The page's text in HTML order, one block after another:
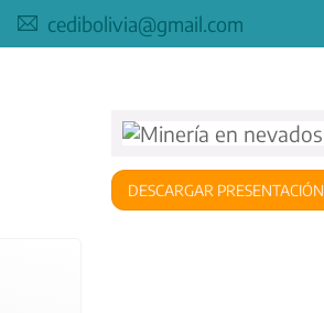
cedibolivia@gmail.com
DESCARGAR PRESENTACIÓN